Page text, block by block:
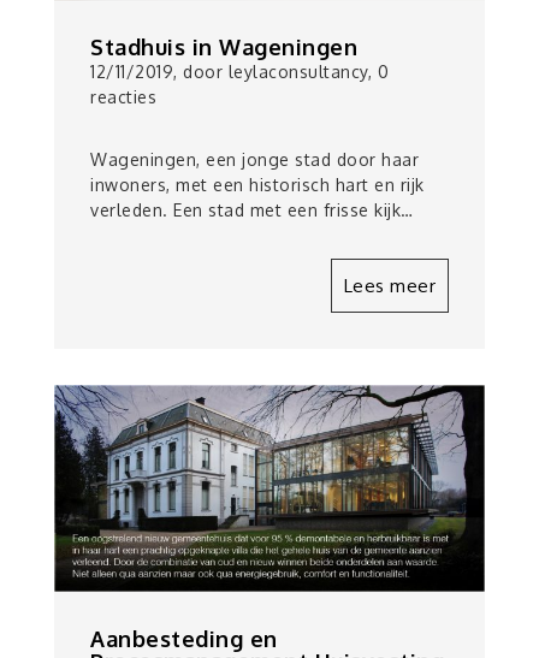
Stadhuis in Wageningen
12/11/2019, door leylaconsultancy, 0
reacties
Wageningen, een jonge stad door haar
inwoners, met een historisch hart en rijk
verleden. Een stad met een frisse kijk…
Lees meer
Aanbesteding en